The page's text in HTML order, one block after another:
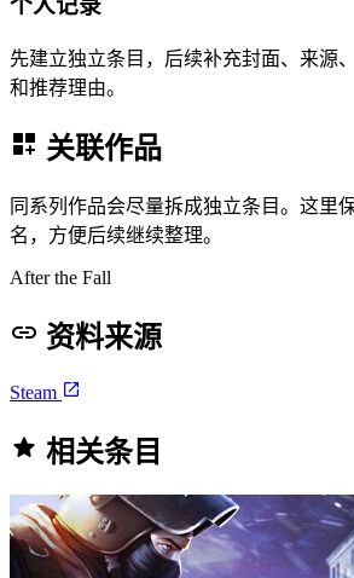
个人记录
先建立独立条目，后续补充封面、来源
和推荐理由。
关联作品
同系列作品会尽量拆成独立条目。这里
名，方便后续继续整理。
After the Fall
资料来源
Steam
相关条目